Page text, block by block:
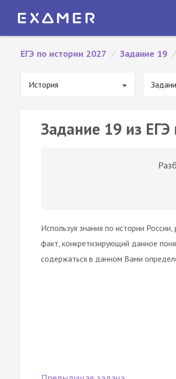
ЕГЭ по истории 2027 / Задание 19 /
История
Задание 19 из
Используя знания по истории
факт, конкретизирующий данное
содержаться в данном Вами